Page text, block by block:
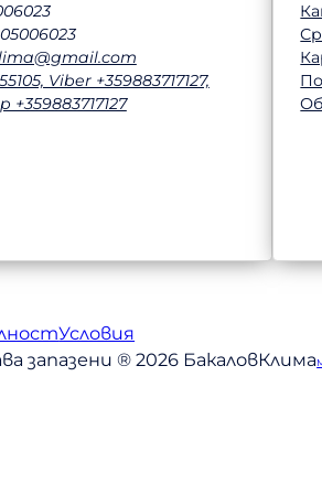
Viber +359883717127,
+359883717127
Условия
запазени ® 2026 БакаловКлима